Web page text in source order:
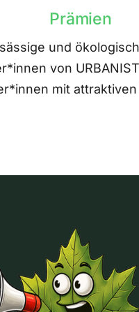
Prämien
und
von
mit attraktiven